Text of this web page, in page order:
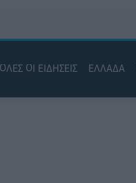
ΟΛΕΣ ΟΙ ΕΙΔΗΣΕΙΣ ΕΛΛΑΔΑ